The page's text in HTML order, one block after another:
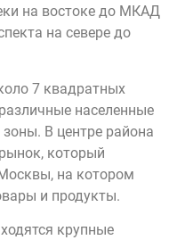
на востоке до МКАД
на севере до
7 квадратных
населенные
В центре района
который
на котором
и продукты.
крупные